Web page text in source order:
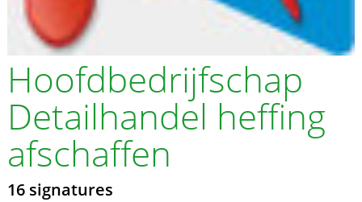
Hoofdbedrijfschap
Detailhandel heffing
afschaffen
16 signatures